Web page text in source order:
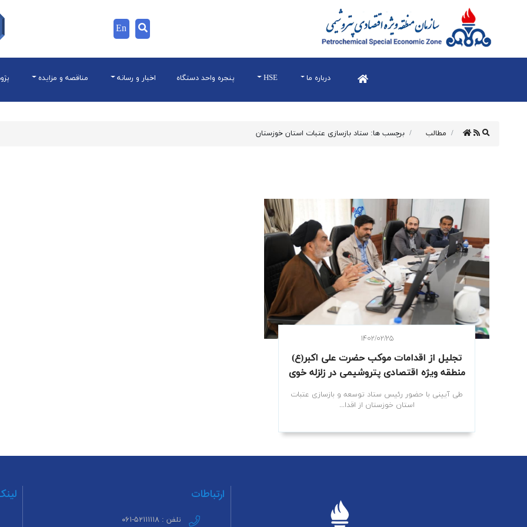
En
درباره ما HSE پنجره واحد دستگاه اخبار و رسانه مناقصه و مزایده
مطالب برچسب ها: ستاد بازسازی عتبات استان خوزستان
۱۴۰۲/۰۲/۲۵
تجلیل از اقدامات موکب حضرت علی اکبر(ع)
منطقه ویژه اقتصادی پتروشیمی در زلزله خوی
طی آیینی با حضور رئیس ستاد توسعه و بازسازی عتبات
استان خوزستان از اقدا...
ارتباطات
تلفن : ۵۲۱۱۱۱۱۸-۰۶۱